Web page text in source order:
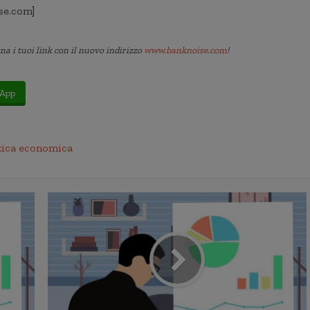
i tuoi link con il nuovo indirizzowww.banknoise.com!
economica